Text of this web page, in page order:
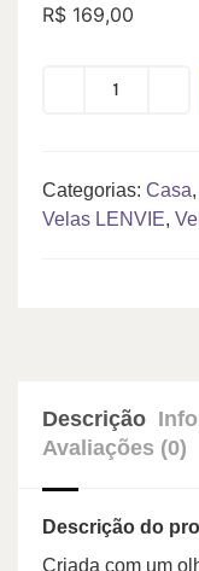
R$ 169,00
Categorias: Casa,
Velas LENVIE,
Descrição
Avaliações (0)
Descrição do
Criada com um